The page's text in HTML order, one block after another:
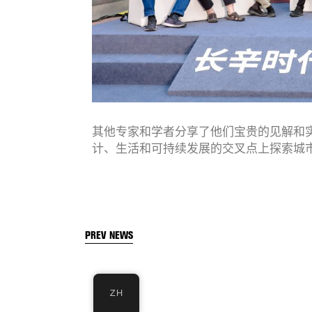
其他专家和学者分享了他们宝贵的见解
计、生活和可持续发展的交叉点上探索城
PREV NEWS
ZH